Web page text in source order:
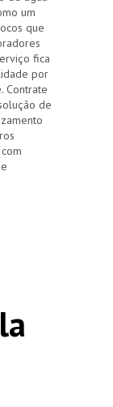
um
que
fica
por
Contrate
de